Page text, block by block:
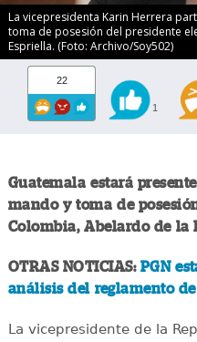
La vicepresidenta Karin Herrera
toma de posesión del presidente
Espriella. (Foto: Archivo/Soy502)
22
1
Guatemala estará
mando y toma de
Colombia, Abelardo de la
OTRAS NOTICIAS: PGN
análisis del reglamento
La vicepresidente de la